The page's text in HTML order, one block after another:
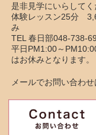
是非見学にいらして
体験レッスン25分
み
TEL 春日部048-738-
平日PM1:00～
はお休みとなります。
メールでお問い合わ